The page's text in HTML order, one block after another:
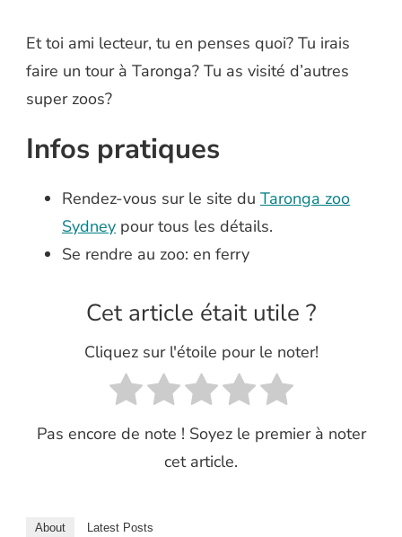
Et toi ami lecteur, tu en penses quoi? Tu irais
faire un tour à Taronga? Tu as visité d’autres
super zoos?
Infos pratiques
Rendez-vous sur le site du Taronga zoo
Sydney pour tous les détails.
Se rendre au zoo: en ferry
Cet article était utile ?
Cliquez sur l'étoile pour le noter!
Pas encore de note ! Soyez le premier à noter
cet article.
About Latest Posts